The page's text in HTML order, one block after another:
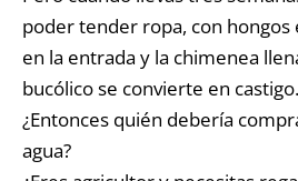
poder tender ropa, con hongos
en la entrada y la chimenea
bucólico se convierte en castigo.
¿Entonces quién debería
agua?